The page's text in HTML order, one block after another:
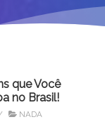
que Você
no Brasil!
NADA